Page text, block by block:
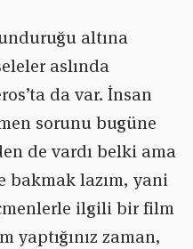
altına
aslında
da var. İnsan
sorunu bugüne
de vardı belki ama
lazım, yani
ilgili bir film
yaptığınız zaman,